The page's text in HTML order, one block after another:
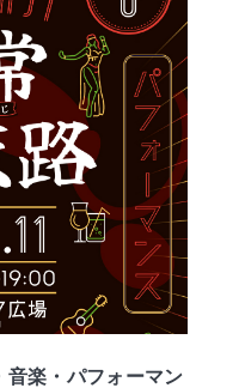
音楽・パフォーマン